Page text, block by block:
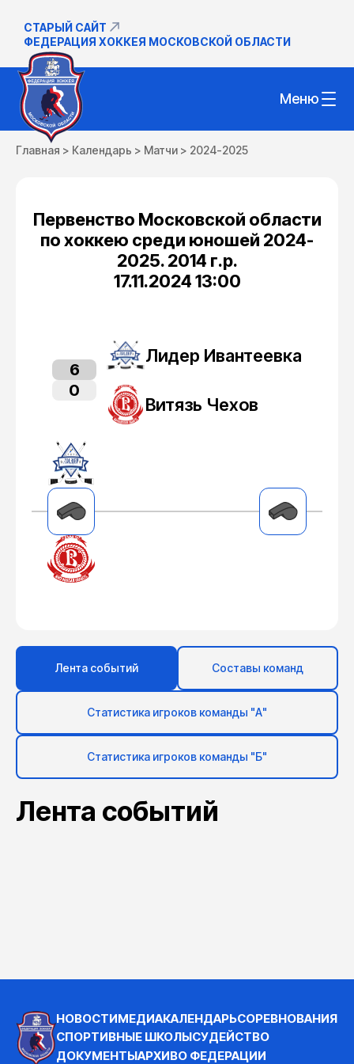
СТАРЫЙ САЙТ
ФЕДЕРАЦИЯ ХОККЕЯ МОСКОВСКОЙ ОБЛАСТИ
Меню
Главная > Календарь > Матчи > 2024-2025
Первенство Московской области
по хоккею среди юношей 2024-
2025. 2014 г.р.
17.11.2024 13:00
Лидер Ивантеевка
6
0
Витязь Чехов
Лента событий Составы команд
Статистика игроков команды "А"
Статистика игроков команды "Б"
Лента событий
НОВОСТИМЕДИАКАЛЕНДАРЬСОРЕВНОВАНИЯ
СПОРТИВНЫЕ ШКОЛЫСУДЕЙСТВО
ДОКУМЕНТЫАРХИВО ФЕДЕРАЦИИ